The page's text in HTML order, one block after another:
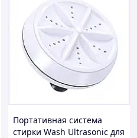
Портативная система
стирки Wash Ultrasonic для